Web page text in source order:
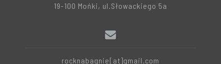
19-100 Mońki, ul.Słowackiego 5a
rocknabagnie[at]gmail.com